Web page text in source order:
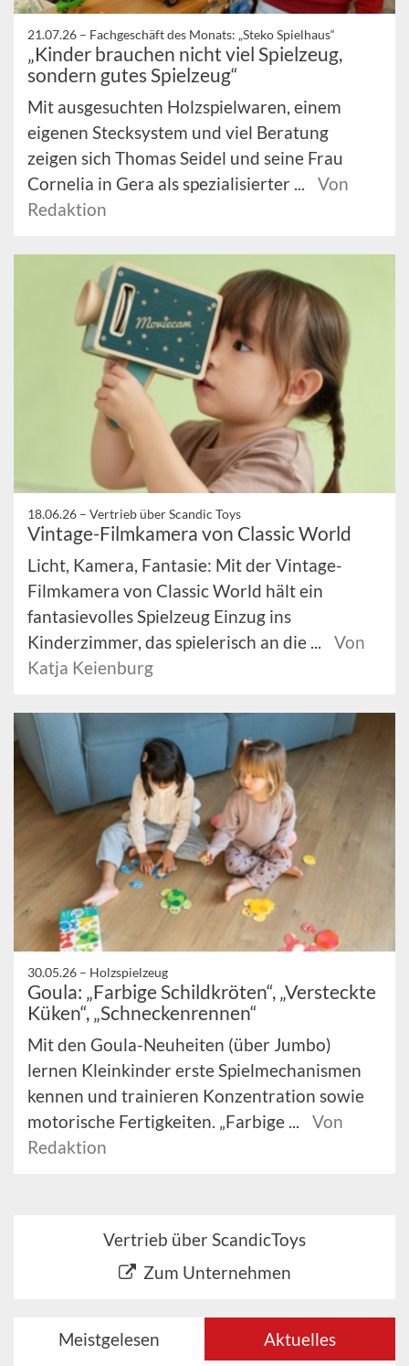
21.07.26 – Fachgeschäft des Monats: „Steko Spielhaus“
„Kinder brauchen nicht viel Spielzeug,
sondern gutes Spielzeug“
Mit ausgesuchten Holzspielwaren, einem
eigenen Stecksystem und viel Beratung
zeigen sich Thomas Seidel und seine Frau
Cornelia in Gera als spezialisierter ...
Von
Redaktion
18.06.26 – Vertrieb über Scandic Toys
Vintage-Filmkamera von Classic World
Licht, Kamera, Fantasie: Mit der Vintage-
Filmkamera von Classic World hält ein
fantasievolles Spielzeug Einzug ins
Kinderzimmer, das spielerisch an die ...
Von
Katja Keienburg
30.05.26 – Holzspielzeug
Goula: „Farbige Schildkröten“, „Versteckte
Küken“, „Schneckenrennen“
Mit den Goula-Neuheiten (über Jumbo)
lernen Kleinkinder erste Spielmechanismen
kennen und trainieren Konzentration sowie
motorische Fertigkeiten. „Farbige ...
Von
Redaktion
Vertrieb über ScandicToys
Zum Unternehmen
Meistgelesen Aktuelles